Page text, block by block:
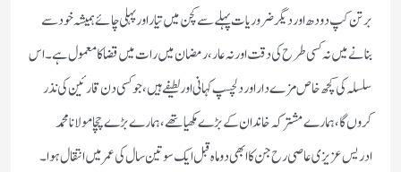
برتن کپ دودھ اور دیگر ضروریات پہلے سے کچن میں تیار اور پہلی چائے ہمیشہ خود سے
بنانے میں نہ کسی طرح کی دقت اور نہ عار، رمضان میں رات میں قضا کا معمول ہے ۔ اس
سلسلہ کی کچھ خاص مزے دار اور دلچسپ کہانی اور لطیفے ہیں، جو کسی دن قارئین کی نذر
کروں گا ، ہمارے مشترکہ خاندان کے بڑے مکھیا تھے، ہمارے بڑے چچا مولانا محمد
ادریس عزیزی عاصی رح جن کا ابھی دو ماہ قبل ایک سو تین سال کی عمر میں انتقال ہوا ۔